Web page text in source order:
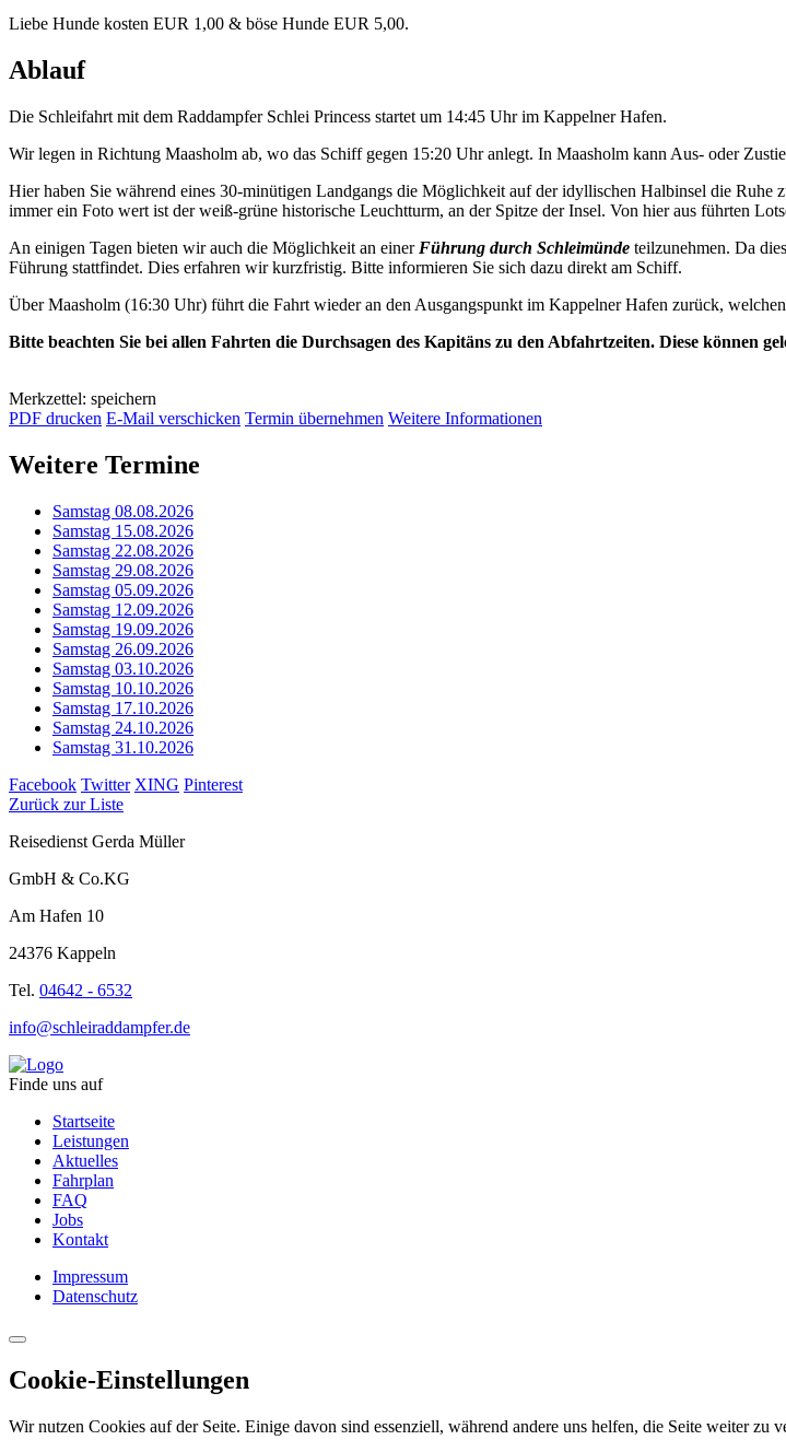
Liebe Hunde kosten EUR 1,00 & böse Hunde EUR 5,00.
Ablauf
Die Schleifahrt mit dem Raddampfer Schlei Princess startet um 14:45 Uhr im Kappelner Hafen.
Wir legen in Richtung Maasholm ab, wo das Schiff gegen 15:20 Uhr anlegt. In Maasholm kann Aus- oder
Hier haben Sie während eines 30-minütigen Landgangs die Möglichkeit auf der idyllischen Halbinsel die Ruhe
immer ein Foto wert ist der weiß-grüne historische Leuchtturm, an der Spitze der Insel. Von hier aus führten
An einigen Tagen bieten wir auch die Möglichkeit an einer Führung durch Schleimünde teilzunehmen. Da
Führung stattfindet. Dies erfahren wir kurzfristig. Bitte informieren Sie sich dazu direkt am Schiff.
Über Maasholm (16:30 Uhr) führt die Fahrt wieder an den Ausgangspunkt im Kappelner Hafen zurück,
Bitte beachten Sie bei allen Fahrten die Durchsagen des Kapitäns zu den Abfahrtzeiten. Diese können
Merkzettel: speichern
PDF drucken E-Mail verschicken Termin übernehmen Weitere Informationen
Weitere Termine
Samstag 08.08.2026
Samstag 15.08.2026
Samstag 22.08.2026
Samstag 29.08.2026
Samstag 05.09.2026
Samstag 12.09.2026
Samstag 19.09.2026
Samstag 26.09.2026
Samstag 03.10.2026
Samstag 10.10.2026
Samstag 17.10.2026
Samstag 24.10.2026
Samstag 31.10.2026
Facebook Twitter XING Pinterest
Zurück zur Liste
Reisedienst Gerda Müller
GmbH & Co.KG
Am Hafen 10
24376 Kappeln
Tel. 04642 - 6532
info@schleiraddampfer.de
Finde uns auf
Startseite
Leistungen
Aktuelles
Fahrplan
FAQ
Jobs
Kontakt
Impressum
Datenschutz
Cookie-Einstellungen
Wir nutzen Cookies auf der Seite. Einige davon sind essenziell, während andere uns helfen, die Seite weiter zu